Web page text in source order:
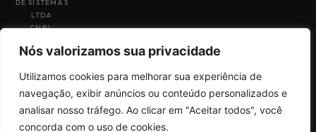
Nós valorizamos sua privacidade
Utilizamos cookies para melhorar sua experiência de
navegação, exibir anúncios ou conteúdo personalizados e
analisar nosso tráfego. Ao clicar em "Aceitar todos", você
concorda com o uso de cookies.
DE SISTEMAS
LTDA
CNPJ:
49
Termos de Uso